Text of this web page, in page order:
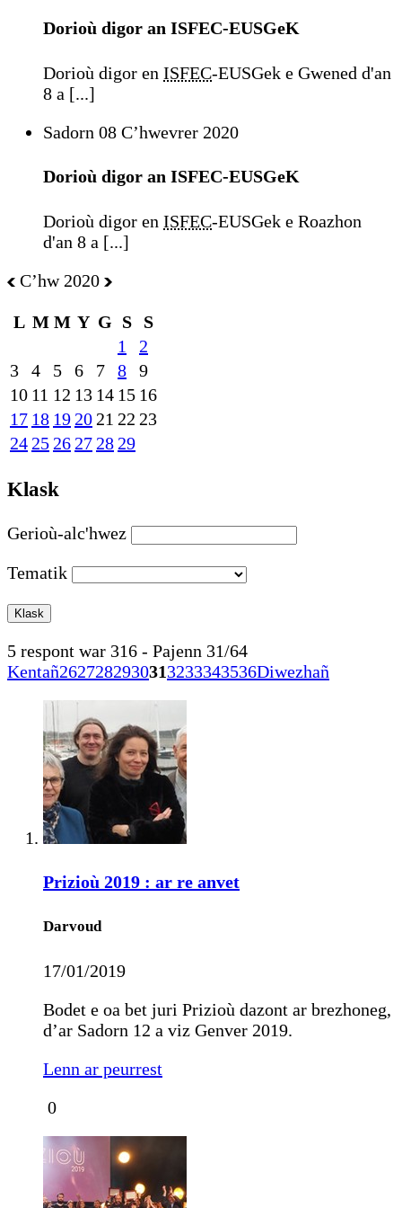
Dorioù digor an ISFEC-EUSGeK
Dorioù digor en ISFEC-EUSGek e Gwened d'an
8 a [...]
Sadorn 08 Cʼhwevrer 2020
Dorioù digor an ISFEC-EUSGeK
Dorioù digor en ISFEC-EUSGek e Roazhon
d'an 8 a [...]
Cʼhw 2020
L M M Y G S
S
1
2
3
4 5 6 7 8
9
10 11 12 13 14 15 16
17 18 19 20 21 22 23
24 25 26 27 28 29
Klask
Gerioù-alc'hwez
Tematik
5 respont war 316 - Pajenn 31/64
Kentañ2627282930313233343536Diwezhañ
Prizioù 2019 : ar re anvet
Darvoud
17/01/2019
Bodet e oa bet juri Prizioù dazont ar brezhoneg,
d’ar Sadorn 12 a viz Genver 2019.
Lenn ar peurrest
0